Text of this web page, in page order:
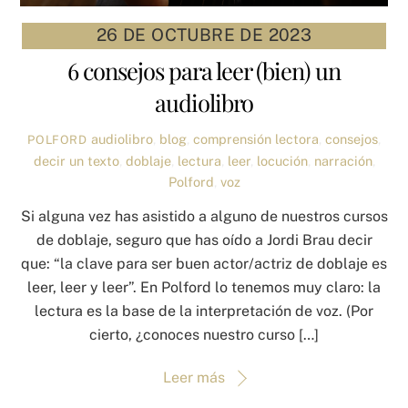
26 DE OCTUBRE DE 2023
6 consejos para leer (bien) un
audiolibro
POLFORD audiolibro, blog, comprensión lectora consejos,
decir un texto, doblaje, lectura leer, locución, narración,
Polford voz
Si alguna vez has asistido a alguno de nuestros cursos
de doblaje, seguro que has oído a Jordi Brau decir
que: “la clave para ser buen actor/actriz de doblaje es
leer, leer y leer”. En Polford lo tenemos muy claro: la
lectura es la base de la interpretación de voz. (Por
cierto, ¿conoces nuestro curso […]
Leer más